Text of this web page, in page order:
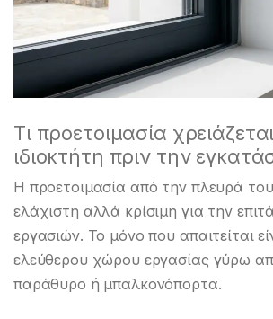
Τι προετοιμασία
ιδιοκτήτη πριν την
Η προετοιμασία από την πλευρά του
ελάχιστη αλλά κρίσιμη για την
εργασιών. Το μόνο που απαιτείται
ελεύθερου χώρου εργασίας γύρω
παράθυρο ή μπαλκονόπορτα.